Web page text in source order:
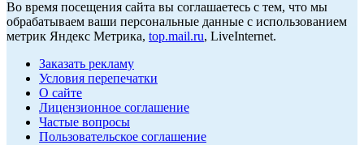
Во время посещения сайта вы соглашаетесь с тем, что мы
обрабатываем ваши персональные данные с использованием
метрик Яндекс Метрика, top.mail.ru, LiveInternet.
Заказать рекламу
Условия перепечатки
О сайте
Лицензионное соглашение
Частые вопросы
Пользовательское соглашение